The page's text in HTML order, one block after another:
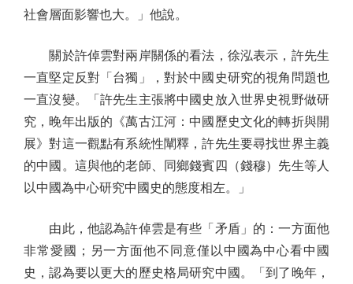
社會層面影響也大。」他說。
關於許倬雲對兩岸關係的看法，徐泓表示，許先生
一直堅定反對「台獨」，對於中國史研究的視角問題也
一直沒變。「許先生主張將中國史放入世界史視野做研
究，晚年出版的《萬古江河：中國歷史文化的轉折與開
展》對這一觀點有系統性闡釋，許先生要尋找世界主義
的中國。這與他的老師、同鄉錢賓四（錢穆）先生等人
以中國為中心研究中國史的態度相左。」
由此，他認為許倬雲是有些「矛盾」的：一方面他
非常愛國；另一方面他不同意僅以中國為中心看中國
史，認為要以更大的歷史格局研究中國。「到了晚年，